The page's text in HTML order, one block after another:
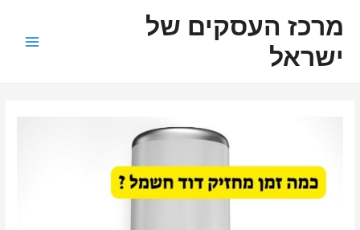
לתוכןמרכז העסקים של
ישראל